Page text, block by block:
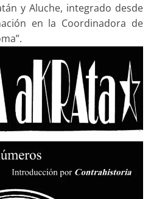
y Aluche, integrado desde
en la Coordinadora de